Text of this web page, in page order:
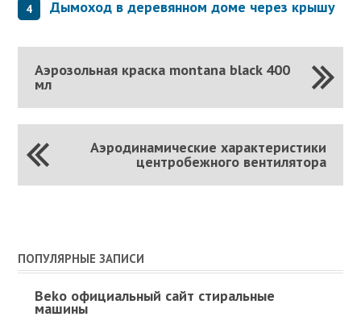
Дымоход в деревянном доме через крышу
Аэрозольная краска montana black 400
мл
Аэродинамические характеристики
центробежного вентилятора
ПОПУЛЯРНЫЕ ЗАПИСИ
Beko официальный сайт стиральные
машины